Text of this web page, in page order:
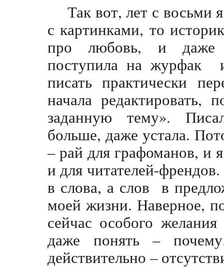
Так вот, лет с восьми
с картинками, то
про любовь, и даже
поступила на журфак
писать практически
начала редактировать,
заданную тему».
больше, даже устала.
– рай для графоманов, и
и для читателей-
в слова, а слов в
моей жизни. Наверное,
сейчас особого
даже понять –
действительно –